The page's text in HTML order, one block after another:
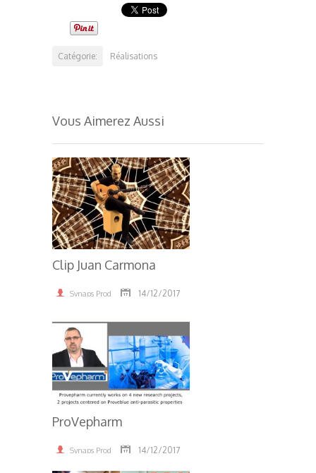
Catégorie: Réalisations
Vous Aimerez Aussi
Clip Juan Carmona
Synaps Prod 14/12/2017
ProVepharm
Synaps Prod 14/12/2017